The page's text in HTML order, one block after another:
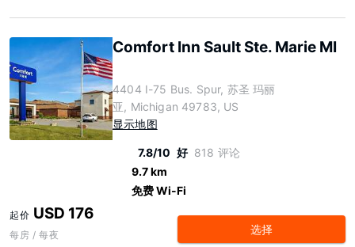
Comfort Inn Sault Ste. Marie MI
4404 I-75 Bus. Spur, 苏圣 玛丽
亚, Michigan 49783, US
显示地图
7.8/10 好 818 评论
9.7 km
免费 Wi-Fi
起价 USD 176
每房 / 每夜 选择